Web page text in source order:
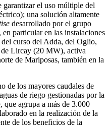
garantizar el uso múltiple del
una solución altamente
desarrollado por el grupo
particular en las instalaciones
curso del Adda, del Oglio,
de Lircay (20 MW), activa
de Mariposas, también en la
de los mayores caudales de
de riego gestionadas por la
agrupa a más de 3.000
en la realización de la
de los beneficios de la